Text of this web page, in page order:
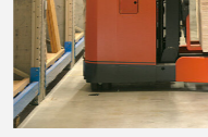
株式会社サクラク
将来の物流量増加や事